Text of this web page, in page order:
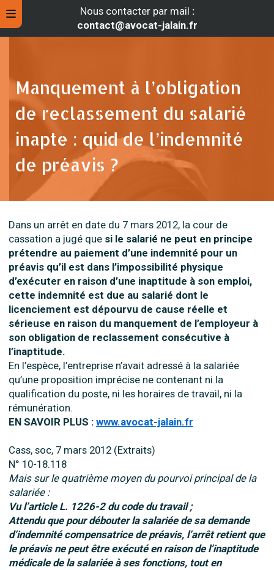
Nous contacter par mail :
contact@avocat-jalain.fr
Manquement à l’obligation
de reclassement du salarié
inapte : quid de l’indemnité
de préavis ?
Dans un arrêt en date du 7 mars 2012, la cour de
cassation a jugé que si le salarié ne peut en principe
prétendre au paiement d’une indemnité pour un
préavis qu’il est dans l’impossibilité physique
d’exécuter en raison d’une inaptitude à son emploi,
cette indemnité est due au salarié dont le
licenciement est dépourvu de cause réelle et
sérieuse en raison du manquement de l’employeur à
son obligation de reclassement consécutive à
l’inaptitude.
En l’espèce, l’entreprise n’avait adressé à la salariée
qu’une proposition imprécise ne contenant ni la
qualification du poste, ni les horaires de travail, ni la
rémunération.
EN SAVOIR PLUS : www.avocat-jalain.fr
Cass, soc, 7 mars 2012 (Extraits)
N° 10-18.118
Mais sur le quatrième moyen du pourvoi principal de la
salariée :
Vu l’article L. 1226-2 du code du travail ;
Attendu que pour débouter la salariée de sa demande
d’indemnité compensatrice de préavis, l’arrêt retient que
le préavis ne peut être exécuté en raison de l’inaptitude
médicale de la salariée à ses fonctions, tout en